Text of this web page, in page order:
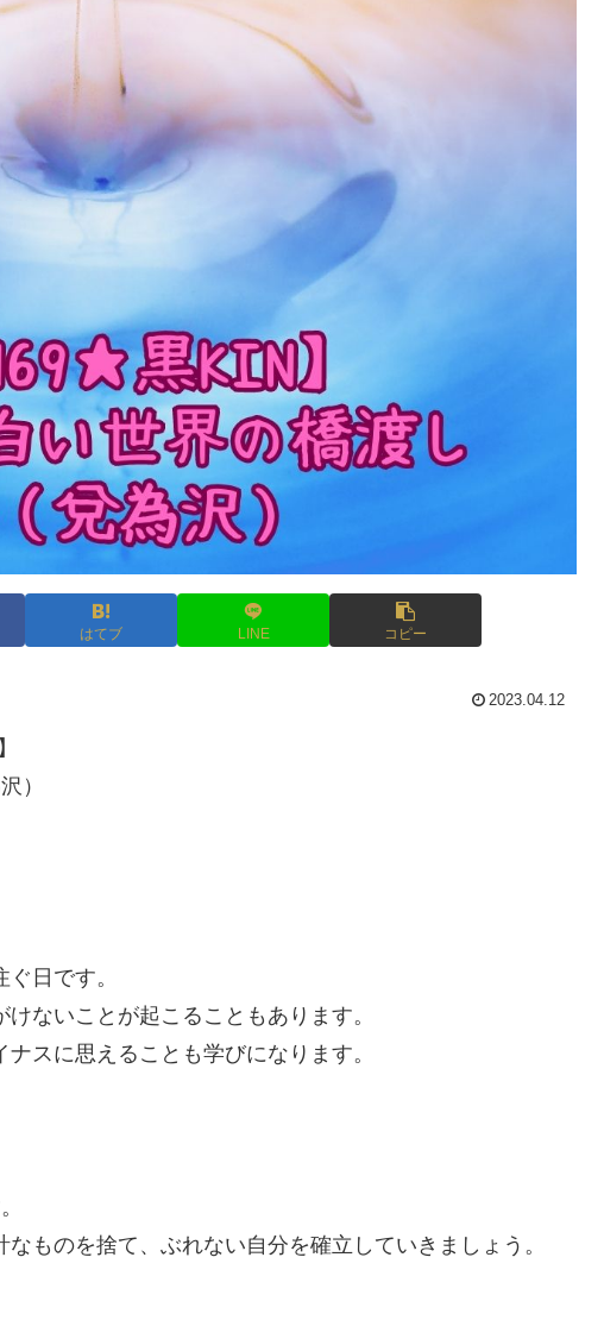
はてブ LINE コピー
2023.04.12
）
日です。
ないことが起こることもあります。
スに思えることも学びになります。
ものを捨て、ぶれない自分を確立していきましょう。